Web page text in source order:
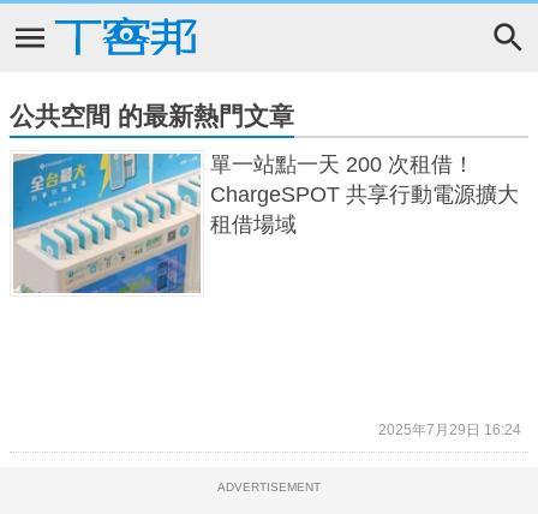
公共空間 的最新熱門文章
單一站點一天 200 次租借！
ChargeSPOT 共享行動電源擴大
租借場域
2025年7月29日 16:24
ADVERTISEMENT